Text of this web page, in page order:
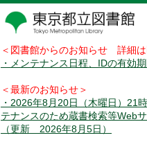
＜図書館からのお知らせ 詳細
・メンテナンス日程、IDの有効
＜最新のお知らせ＞
・2026年8月20日（木曜日）21
テナンスのため蔵書検索等Web
（更新 2026年8月5日）